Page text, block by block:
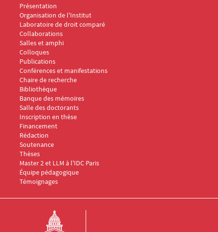
Menu Footer IDC 1
Présentation
Organisation de l'Institut
Laboratoire de droit comparé
Collaborations
Salles et amphi
Menu Footer IDC 2
Colloques
Publications
Conférences et manifestations
Chaire de recherche
Menu Footer IDC 3
Bibliothèque
Banque des mémoires
Menu Footer IDC 4
Salle des doctorants
Inscription en thèse
Financement
Rédaction
Soutenance
Thèses
Menu Footer IDC 5
Master 2 et LLM à l'IDC Paris
Équipe pédagogique
Témoignages